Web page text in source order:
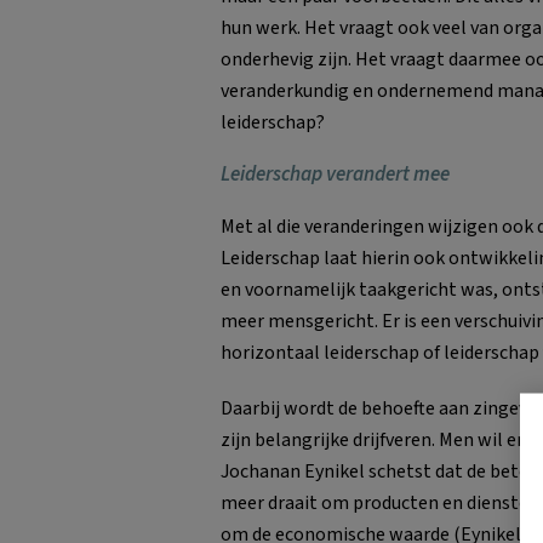
hun werk. Het vraagt ook veel van
onderhevig zijn. Het vraagt daarmee
veranderkundig en ondernemend
leiderschap?
Leiderschap verandert mee
Met al die veranderingen wijzigen ook
Leiderschap laat hierin ook
en voornamelijk taakgericht was,
meer mensgericht. Er is een
horizontaal leiderschap of leiderschap
Daarbij wordt de behoefte aan
zijn belangrijke drijfveren. Men wil
Jochanan Eynikel schetst dat de
meer draait om producten en
om de economische waarde (Eynikel,